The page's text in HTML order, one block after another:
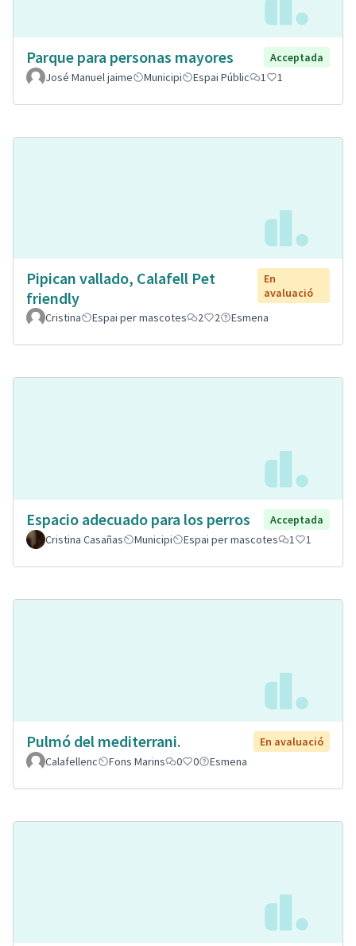
Parque para personas mayores
Acceptada
José Manuel jaime
Municipi Espai Públic 1 1
Pipican vallado, Calafell Pet
friendly
En
avaluació
Cristina
Espai per mascotes 2 2 Esmena
Espacio adecuado para los perros
Acceptada
Cristina Casañas
Municipi Espai per mascotes 1 1
Pulmó del mediterrani.
En avaluació
Calafellenc
Fons Marins 0 0 Esmena